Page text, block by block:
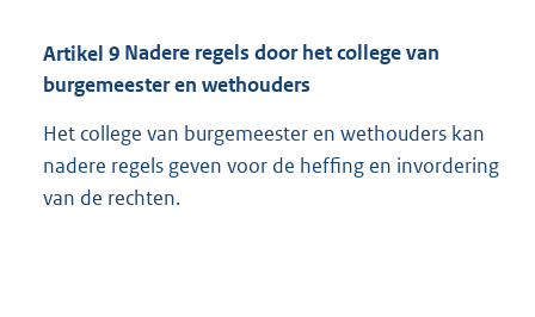
Artikel 9 Nadere regels door het college van
burgemeester en wethouders
Het college van burgemeester en wethouders kan
nadere regels geven voor de heffing en invordering
van de rechten.